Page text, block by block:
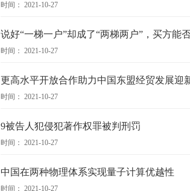
时间： 2021-10-27
说好“一梯一户”却成了“两梯两户”，买方能
时间： 2021-10-27
更高水平开放合作助力中国东盟经贸发展迎
时间： 2021-10-27
9被告人犯侵犯著作权罪被判刑罚
时间： 2021-10-27
中国在两种物理体系实现量子计算优越性
时间： 2021-10-27